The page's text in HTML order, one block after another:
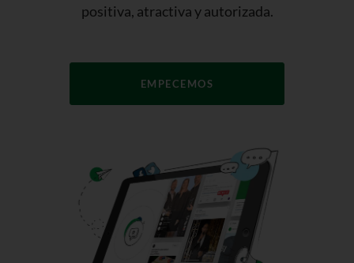
positiva, atractiva y autorizada.
EMPECEMOS